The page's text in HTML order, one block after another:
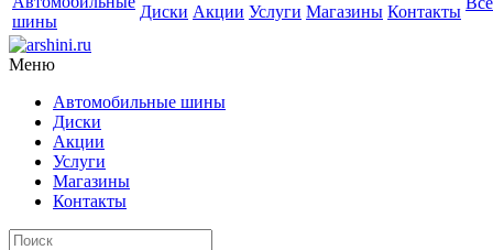
шины
Диски Акции Услуги Магазины Контакты
Меню
Автомобильные шины
Диски
Акции
Услуги
Магазины
Контакты